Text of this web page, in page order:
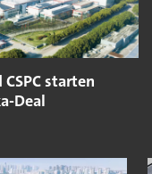
starten
Deal